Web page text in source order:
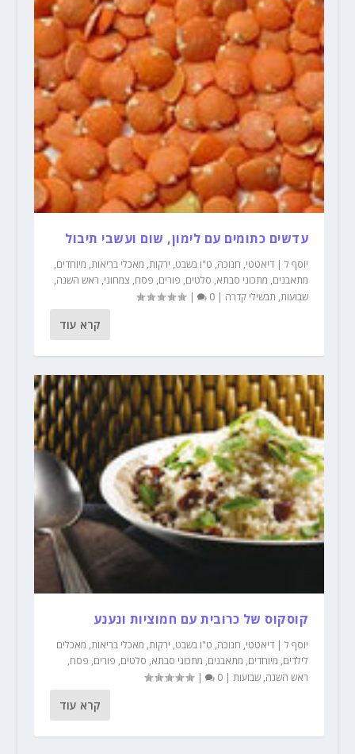
עדשים כתומים עם לימון, שום ועשבי תיבול
יוסף ל| דיאטטי, חנוכה, ט"ו בשבט, ירקות, מאכלי בריאות, מיוחדים,
מתאבנים, מתכוני סבתא, סלטים, פורים, פסח, צמחוני, ראש השנה,
שבועות, תבשילי קדרה |
0
|
קרא עוד
קוסקוס של כרובית עם חמוציות ונענע
יוסף ל| דיאטטי, חנוכה, ט"ו בשבט, ירקות, מאכלי בריאות, מאכלים
לילדים, מיוחדים, מתאבנים, מתכוני סבתא, סלטים, פורים, פסח,
ראש השנה, שבועות|
0
|
קרא עוד